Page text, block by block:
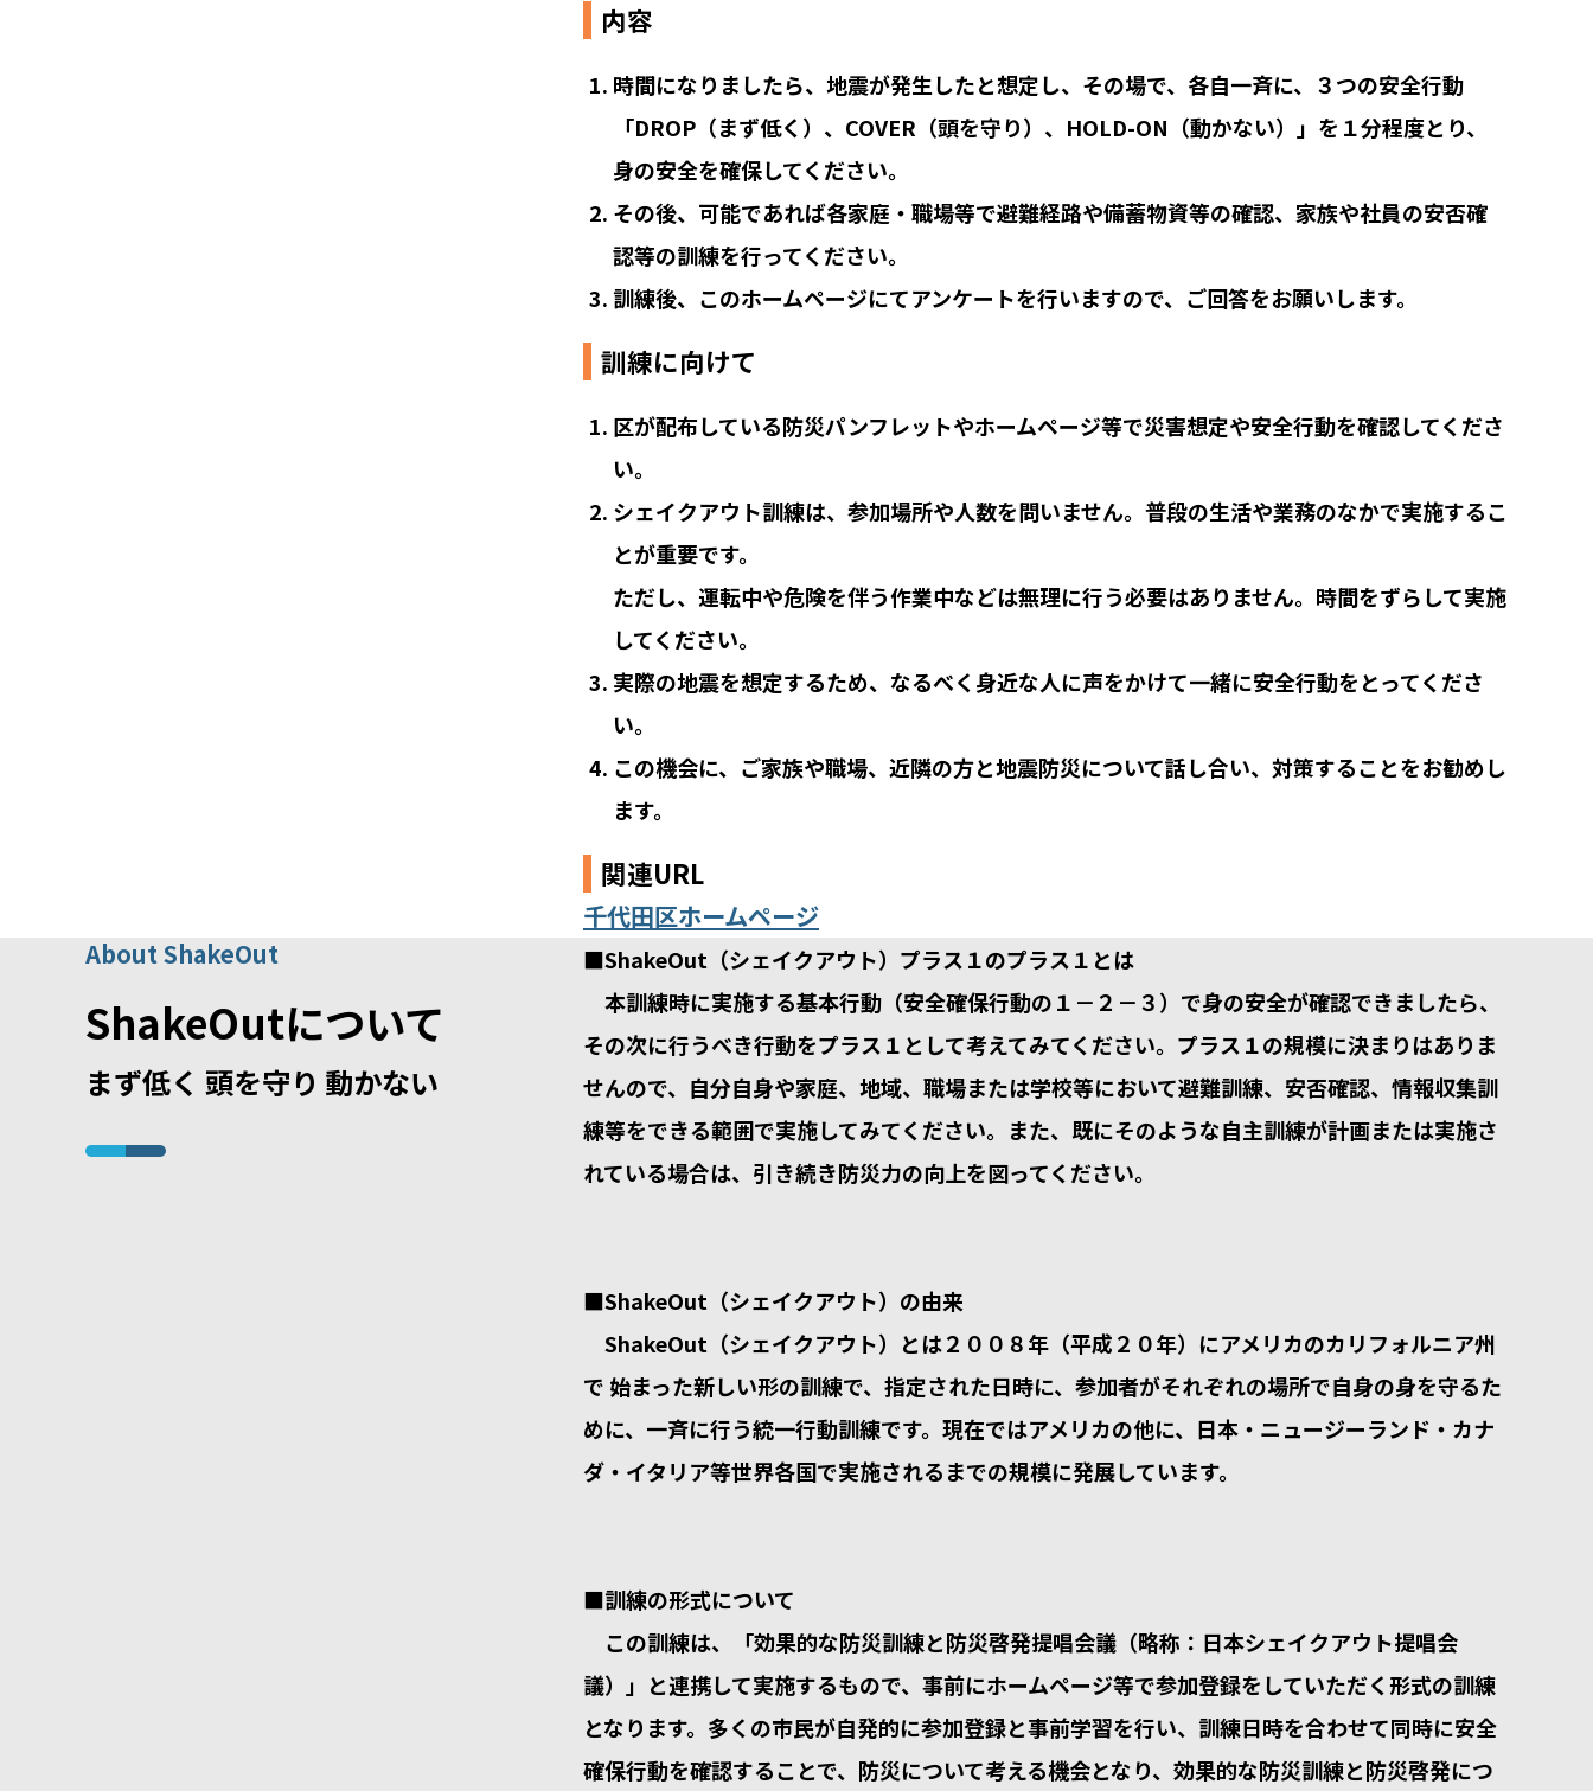
内容
時間になりましたら、地震が発生したと想定し、その場で、各自一斉に、３つの安全行動
「DROP（まず低く）、COVER（頭を守り）、HOLD-ON（動かない）」を１分程度とり、
身の安全を確保してください。
その後、可能であれば各家庭・職場等で避難経路や備蓄物資等の確認、家族や社員の安否確
認等の訓練を行ってください。
訓練後、このホームページにてアンケートを行いますので、ご回答をお願いします。
訓練に向けて
区が配布している防災パンフレットやホームページ等で災害想定や安全行動を確認してくださ
い。
シェイクアウト訓練は、参加場所や人数を問いません。普段の生活や業務のなかで実施するこ
とが重要です。
ただし、運転中や危険を伴う作業中などは無理に行う必要はありません。時間をずらして実施
してください。
実際の地震を想定するため、なるべく身近な人に声をかけて一緒に安全行動をとってくださ
い。
この機会に、ご家族や職場、近隣の方と地震防災について話し合い、対策することをお勧めし
ます。
関連URL
千代田区ホームページ
About ShakeOut
ShakeOutについて
まず低く 頭を守り 動かない
■ShakeOut（シェイクアウト）プラス１のプラス１とは
本訓練時に実施する基本行動（安全確保行動の１－２－３）で身の安全が確認できましたら、
その次に行うべき行動をプラス１として考えてみてください。プラス１の規模に決まりはありま
せんので、自分自身や家庭、地域、職場または学校等において避難訓練、安否確認、情報収集訓
練等をできる範囲で実施してみてください。また、既にそのような自主訓練が計画または実施さ
れている場合は、引き続き防災力の向上を図ってください。
■ShakeOut（シェイクアウト）の由来
ShakeOut（シェイクアウト）とは２００８年（平成２０年）にアメリカのカリフォルニア州
で 始まった新しい形の訓練で、指定された日時に、参加者がそれぞれの場所で自身の身を守るた
めに、一斉に行う統一行動訓練です。現在ではアメリカの他に、日本・ニュージーランド・カナ
ダ・イタリア等世界各国で実施されるまでの規模に発展しています。
■訓練の形式について
この訓練は、「効果的な防災訓練と防災啓発提唱会議（略称：日本シェイクアウト提唱会
議）」と連携して実施するもので、事前にホームページ等で参加登録をしていただく形式の訓練
となります。多くの市民が自発的に参加登録と事前学習を行い、訓練日時を合わせて同時に安全
確保行動を確認することで、防災について考える機会となり、効果的な防災訓練と防災啓発につ